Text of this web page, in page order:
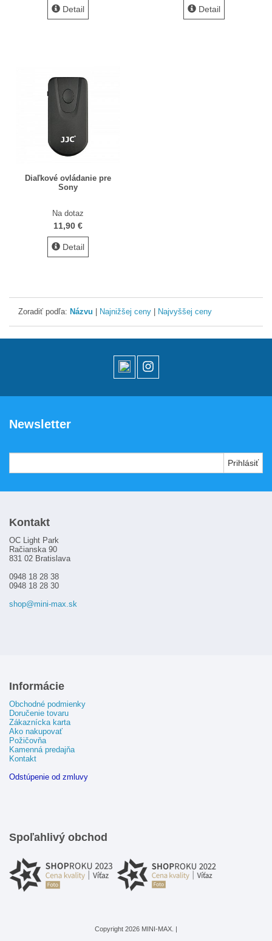
Ochrana displeja
Popruhy a remienky
Statívy Monopody Hlavy
Video DSLR
Výpredaj / bazár
Informácie
Obchodné podmienky
Požičovňa
Detail Detail
Diaľkové ovládanie pre
Sony
Na dotaz
11,90 €
Detail
Zoradiť podľa: Názvu Najnižšej ceny Najvyššej ceny
Newsletter
Kontakt
OC Light Park
Račianska 90
831 02 Bratislava
0948 18 28 38
0948 18 28 30
shop@mini-max.sk
Informácie
Obchodné podmienky
Doručenie tovaru
Zákaznícka karta
Ako nakupovať
Požičovňa
Kamenná predajňa
Kontakt
Odstúpenie od zmluvy
Spoľahlivý obchod
Copyright 2026 MINI-MAX. |